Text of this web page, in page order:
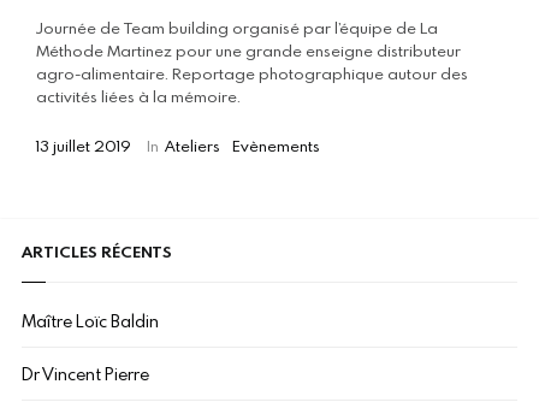
Journée de Team building organisé par l’équipe de La
Méthode Martinez pour une grande enseigne distributeur
agro-alimentaire. Reportage photographique autour des
activités liées à la mémoire.
13 juillet 2019 In Ateliers Evènements
ARTICLES RÉCENTS
Maître Loïc Baldin
Dr Vincent Pierre